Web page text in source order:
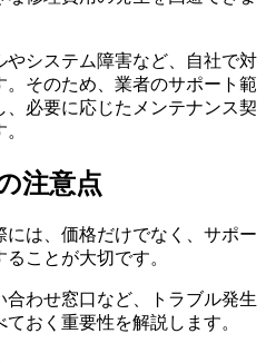
システム障害など、自社で対
そのため、業者のサポート範
必要に応じたメンテナンス契
注意点
は、価格だけでなく、サポー
ことが大切です。
わせ窓口など、トラブル発生
おく重要性を解説します。